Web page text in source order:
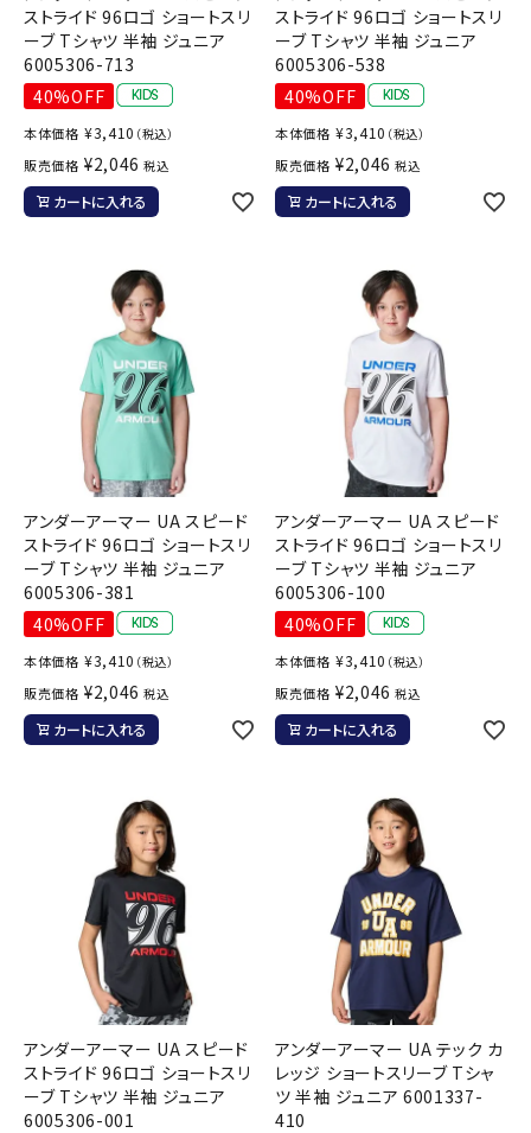
ストライド 96ロゴ ショートスリ
ーブ Tシャツ 半袖 ジュニア
6005306-713
40%OFF
本体価格 ¥3,410 （税込）
販売価格 ¥2,046 税込
カートに入れる
ストライド 96ロゴ ショートスリ
ーブ Tシャツ 半袖 ジュニア
6005306-538
40%OFF
本体価格 ¥3,410 （税込）
販売価格 ¥2,046 税込
カートに入れる
アンダーアーマー UA スピード
ストライド 96ロゴ ショートスリ
ーブ Tシャツ 半袖 ジュニア
6005306-381
40%OFF
本体価格 ¥3,410 （税込）
販売価格 ¥2,046 税込
カートに入れる
アンダーアーマー UA スピード
ストライド 96ロゴ ショートスリ
ーブ Tシャツ 半袖 ジュニア
6005306-100
40%OFF
本体価格 ¥3,410 （税込）
販売価格 ¥2,046 税込
カートに入れる
アンダーアーマー UA スピード
ストライド 96ロゴ ショートスリ
ーブ Tシャツ 半袖 ジュニア
6005306-001
アンダーアーマー UA テック カ
レッジ ショートスリーブ Tシャ
ツ 半袖 ジュニア 6001337-
410